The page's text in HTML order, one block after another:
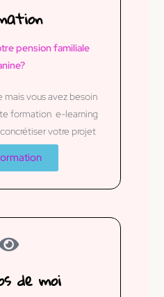
pension familiale
vous avez besoin
formation e-learning
votre projet
de moi